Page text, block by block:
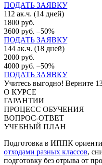
ПОДАТЬ ЗАЯВКУ
112 ак.ч. (14 дней)
1800 руб.
3600 руб. –50%
ПОДАТЬ ЗАЯВКУ
144 ак.ч. (18 дней)
2000 руб.
4000 руб. –50%
ПОДАТЬ ЗАЯВКУ
Учитесь выгодно! Верните
О КУРСЕ
ГАРАНТИИ
ПРОЦЕСС ОБУЧЕНИЯ
ВОПРОС-ОТВЕТ
УЧЕБНЫЙ ПЛАН
Подготовка в ИППК
отходами разных классов,
подготовку без отрыва от